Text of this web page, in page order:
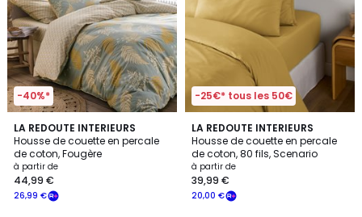
-40%*
LA REDOUTE INTERIEURS
Housse de couette en percale
de coton, Fougère
à partir de
26,99 €
44,99 €
4,7
/ 5
-25€* tous les 50€
LA REDOUTE INTERIEURS
Housse de couette en percale
de coton, 80 fils, Scenario
à partir de
20,00 €
39,99 €
4,3
/ 5
3
Couleurs